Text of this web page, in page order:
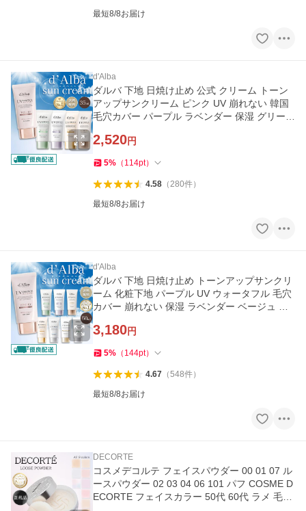
最短8/8お届け
d'Alba
ダルバ 下地 日焼け止め 公式 クリーム トーン
アップサンクリーム ピンク UV 崩れない 韓国
毛穴カバー パープル ラベンダー 保湿 グリーン
2,520円
5% （ 114pt）
4.58（280件）
最短8/8お届け
d'Alba
ダルバ 下地 日焼け止め トーンアップサンクリ
ーム 化粧下地 パープル UV ウォータフル 毛穴
カバー 崩れない 保湿 ラベンダー ベージュ グ
3,180円
5% （ 144pt）
4.67（548件）
最短8/8お届け
DECORTE
コスメデコルテ フェイスパウダー 00 01 07 ル
ースパウダー 02 03 04 06 101 パフ COSME D
ECORTE フェイスカラー 50代 60代 ラメ 毛穴